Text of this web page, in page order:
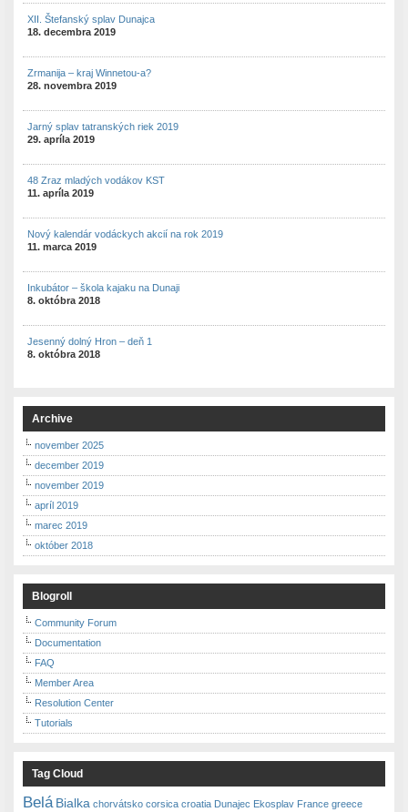
XII. Štefanský splav Dunajca
18. decembra 2019
Zrmanija – kraj Winnetou-a?
28. novembra 2019
Jarný splav tatranských riek 2019
29. apríla 2019
48 Zraz mladých vodákov KST
11. apríla 2019
Nový kalendár vodáckych akcií na rok 2019
11. marca 2019
Inkubátor – škola kajaku na Dunaji
8. októbra 2018
Jesenný dolný Hron – deň 1
8. októbra 2018
Archive
november 2025
december 2019
november 2019
apríl 2019
marec 2019
október 2018
Blogroll
Community Forum
Documentation
FAQ
Member Area
Resolution Center
Tutorials
Tag Cloud
Belá Bialka chorvátsko corsica croatia Dunajec Ekosplav France greece